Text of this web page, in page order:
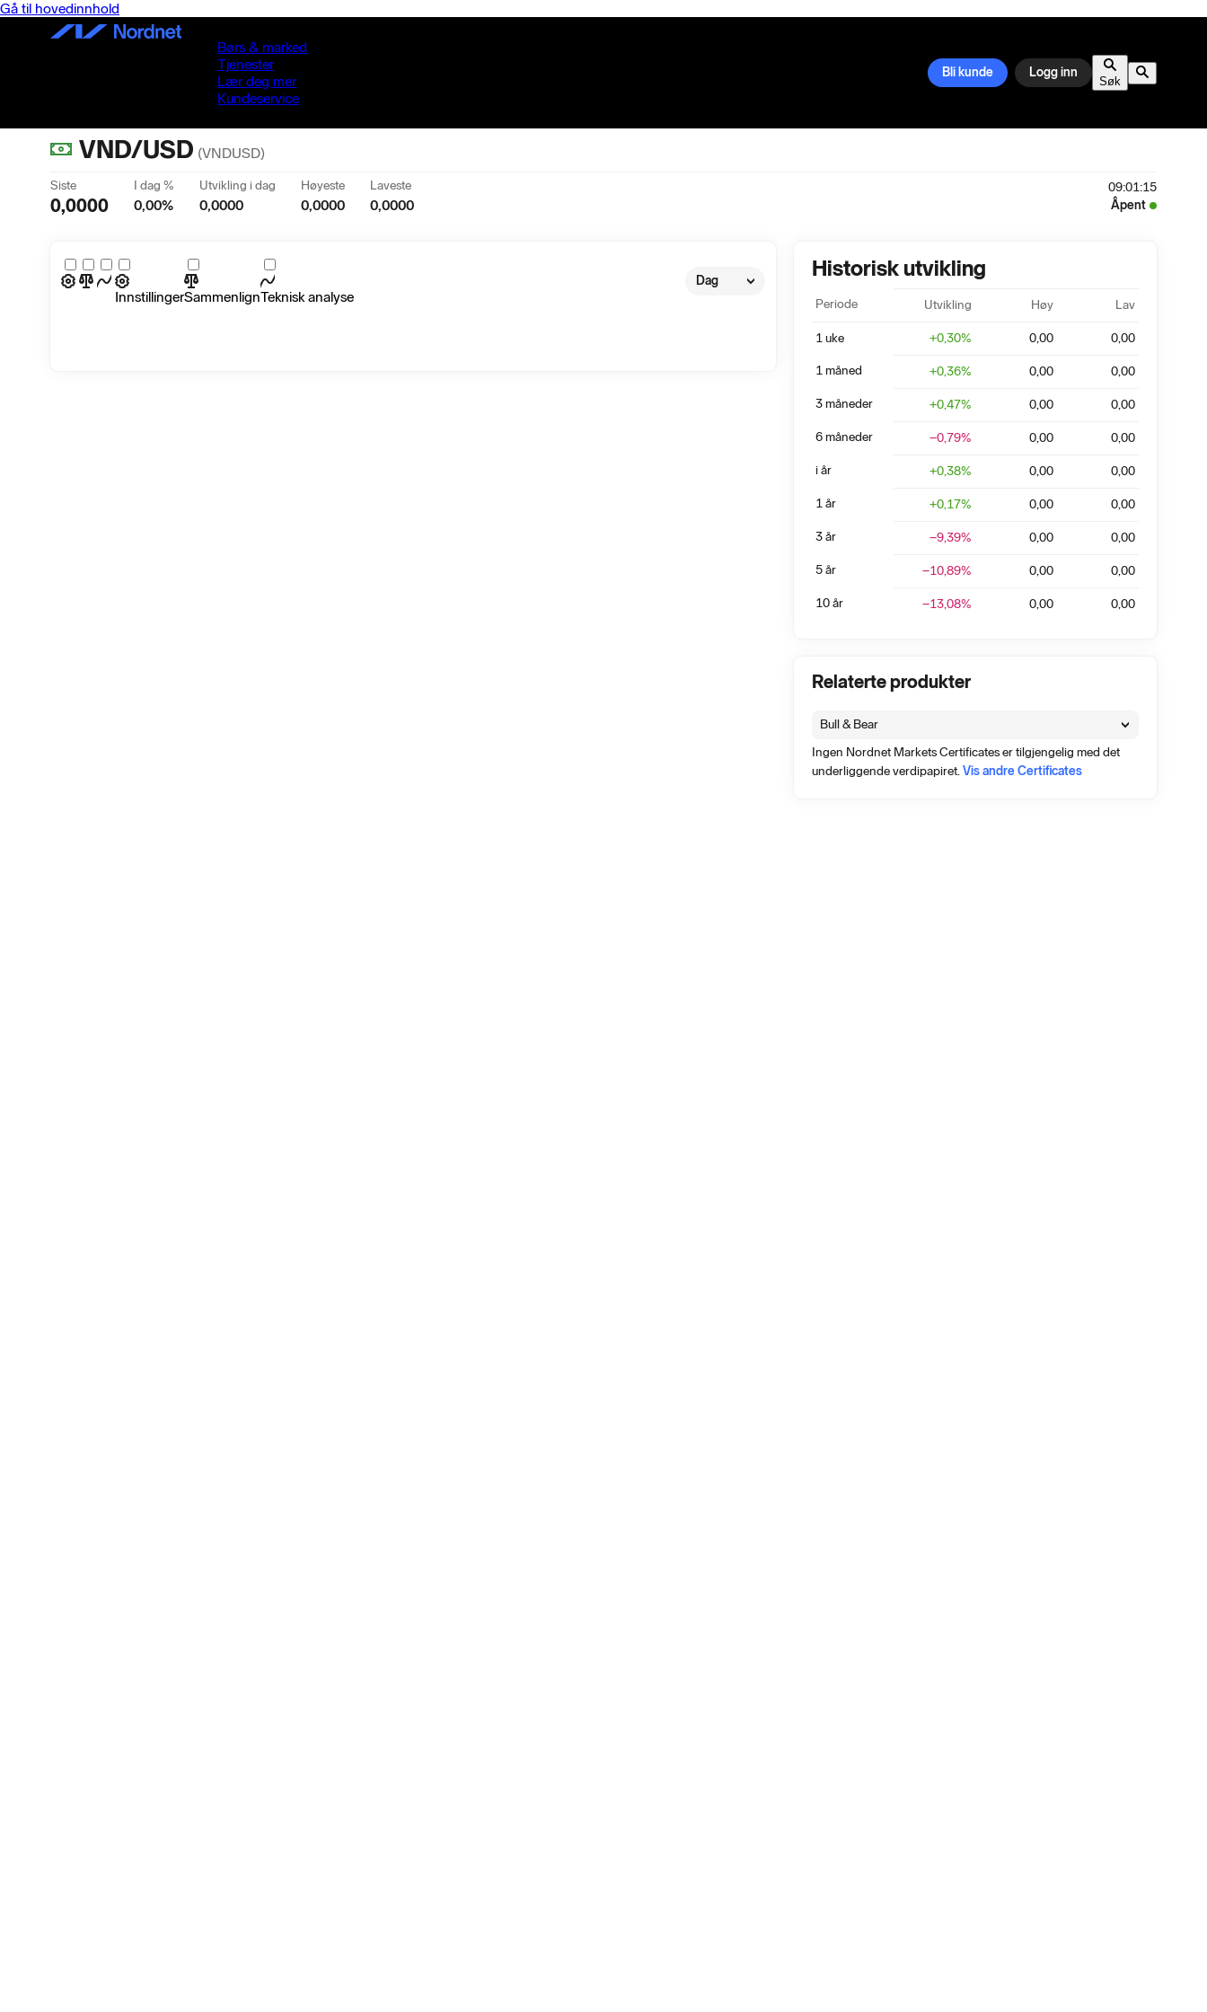
Gå til hovedinnhold
Børs & marked
Tjenester
Lær deg mer
Kundeservice
Bli kunde Logg inn
Søk
VND/USD (VNDUSD)
Siste
0,0000
I dag %
0,00%
Utvikling i dag
0,0000
Høyeste
0,0000
Laveste
0,0000
09:01:15
Åpent
InnstillingerSammenlignTeknisk analyse
Dag Historisk utvikling
Periode Utvikling Høy Lav
1 uke +0,30% 0,00 0,00
1 måned +0,36% 0,00 0,00
3 måneder +0,47% 0,00 0,00
6 måneder −0,79% 0,00 0,00
i år +0,38% 0,00 0,00
1 år +0,17% 0,00 0,00
3 år −9,39% 0,00 0,00
5 år −10,89% 0,00 0,00
10 år −13,08% 0,00 0,00
Relaterte produkter
Bull & Bear
Ingen Nordnet Markets Certificates er tilgjengelig med det
underliggende verdipapiret.Vis andre Certificates